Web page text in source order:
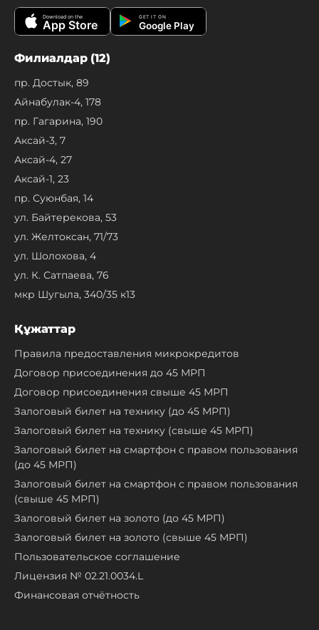
Download on the
App Store
GET IT ON
Google Play
Филиалдар (12)
пр. Достык, 89
Айнабулак-4, 178
пр. Гагарина, 190
Аксай-3, 7
Аксай-4, 27
Аксай-1, 23
пр. Суюнбая, 14
ул. Байтерекова, 53
ул. Желтоксан, 71/73
ул. Шолохова, 4
ул. К. Сатпаева, 76
мкр Шугыла, 340/35 к13
Құжаттар
Правила предоставления микрокредитов
Договор присоединения до 45 МРП
Договор присоединения свыше 45 МРП
Залоговый билет на технику (до 45 МРП)
Залоговый билет на технику (свыше 45 МРП)
Залоговый билет на смартфон с правом пользования
(до 45 МРП)
Залоговый билет на смартфон с правом пользования
(свыше 45 МРП)
Залоговый билет на золото (до 45 МРП)
Залоговый билет на золото (свыше 45 МРП)
Пользовательское соглашение
Лицензия № 02.21.0034.L
Финансовая отчётность